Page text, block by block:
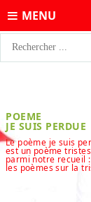
MENU
POEME
JE SUIS PERDUE
Le poème je suis
est un poème
parmi notre recueil :
les poèmes sur la